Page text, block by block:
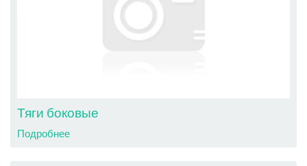
Тяги боковые
Подробнее